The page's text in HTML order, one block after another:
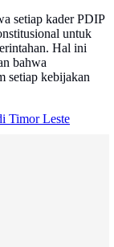
setiap kader PDIP
untuk
Hal ini
bahwa
setiap kebijakan
Timor Leste